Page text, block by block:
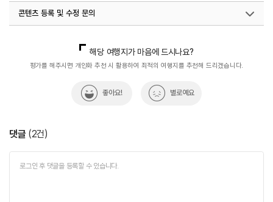
콘텐츠 등록 및 수정 문의
해당 여행지가 마음에 드시나요?
평가를 해주시면 개인화 추천 시 활용하여 최적의 여행지를 추천해 드리겠습니다.
좋아요! 별로예요
댓글 (2건)